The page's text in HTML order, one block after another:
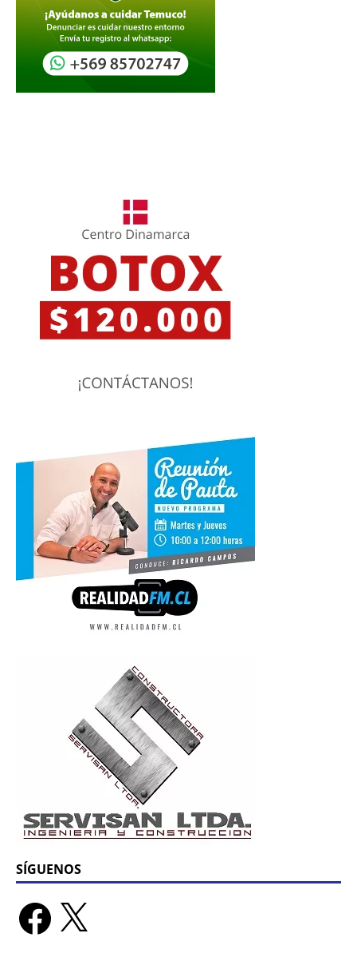
SÍGUENOS